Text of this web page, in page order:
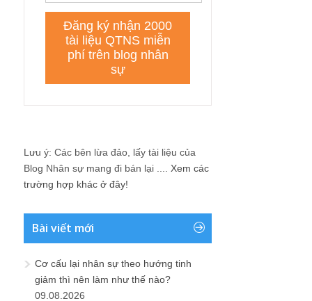
Lưu ý: Các bên lừa đảo, lấy tài liệu của
Blog Nhân sự mang đi bán lại .... Xem các
trường hợp khác ở đây!
Bài viết mới
Cơ cấu lại nhân sự theo hướng tinh
giảm thì nên làm như thế nào?
09.08.2026